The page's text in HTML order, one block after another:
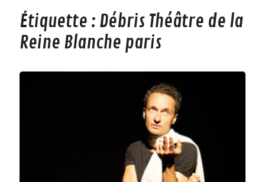
Étiquette : Débris Théâtre de la
Reine Blanche paris